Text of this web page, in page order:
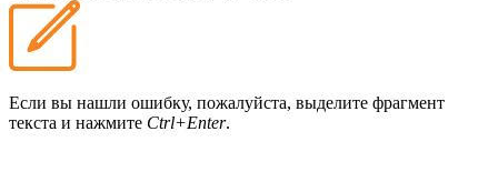
Если вы нашли ошибку, пожалуйста, выделите фрагмент
текста и нажмите Ctrl+Enter.